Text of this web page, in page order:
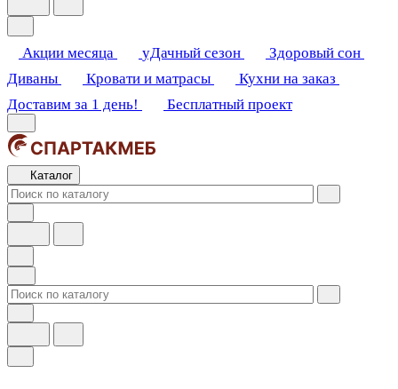
Акции месяца уДачный сезон
Здоровый сон
Диваны
Кровати и матрасы
Кухни на заказ
Доставим за 1 день!
Бесплатный проект
Каталог